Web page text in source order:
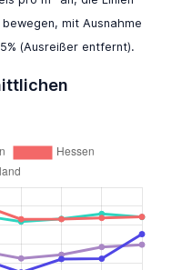
mit Ausnahme
(Ausreißer entfernt).